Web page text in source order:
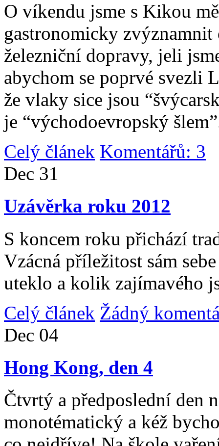
O víkendu jsme s Kikou
gastronomicky
železniční dopravy, jeli
abychom se poprvé svezli
že vlaky sice jsou
je “východoevropský
Celý článek Komentářů: 3
Dec 31
Uzávěrka roku 2012
S koncem roku přichází
Vzácná příležitost sám
uteklo a kolik zajímavého
Celý článek Žádný
Dec 04
Hong Kong, den 4
Čtvrtý a předposlední den
monotématický a kéž